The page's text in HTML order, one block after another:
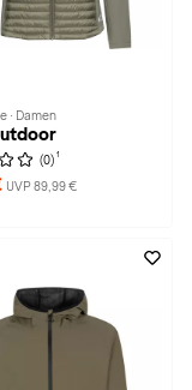
· Damen
(0) 1
UVP 89,99 €